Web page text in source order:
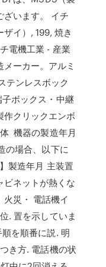
います。 イチ
イ）, 199, 焼き
電機工業 - 産業
ーカー。アルミ
テンレスボック
ボックス・中継
クリックエンボ
機器の製造年月
の場合、以下に
製造年月 主装置
ネットが熱くな
災・ 電話機イ
. 置を示していま
を順番に説. 明
き方. 電話機の状